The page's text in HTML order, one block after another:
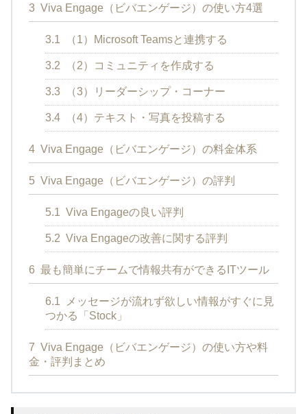
3 Viva Engage（ビバエンゲージ）の使い方4選
3.1 （1）Microsoft Teamsと連携する
3.2 （2）コミュニティを作成する
3.3 （3）リーダーシップ・コーナー
3.4 （4）テキスト・写真を投稿する
4 Viva Engage（ビバエンゲージ）の料金体系
5 Viva Engage（ビバエンゲージ）の評判
5.1 Viva Engageの良い評判
5.2 Viva Engageの改善に関する評判
6 最も簡単にチームで情報共有ができるITツール
6.1
メッセージが流れず欲しい情報がすぐに見
つかる「Stock」
7 Viva Engage（ビバエンゲージ）の使い方や料
金・評判まとめ